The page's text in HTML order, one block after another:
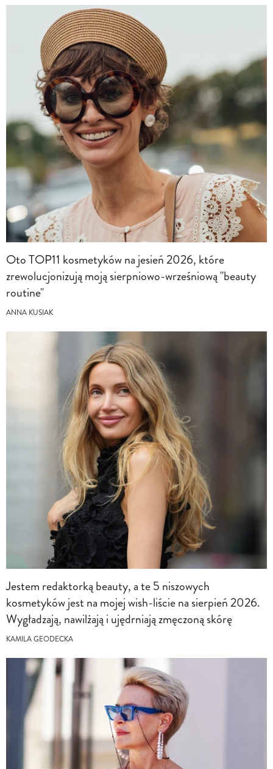
Oto TOP11 kosmetyków na jesień 2026, które
zrewolucjonizują moją sierpniowo-wrześniową "beauty
routine"
ANNA KUSIAK
Jestem redaktorką beauty, a te 5 niszowych
kosmetyków jest na mojej wish-liście na sierpień 2026.
Wygładzają, nawilżają i ujędrniają zmęczoną skórę
KAMILA GEODECKA